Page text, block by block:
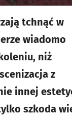
tchnąć w
wiadomo
niż
z
innej
szkoda